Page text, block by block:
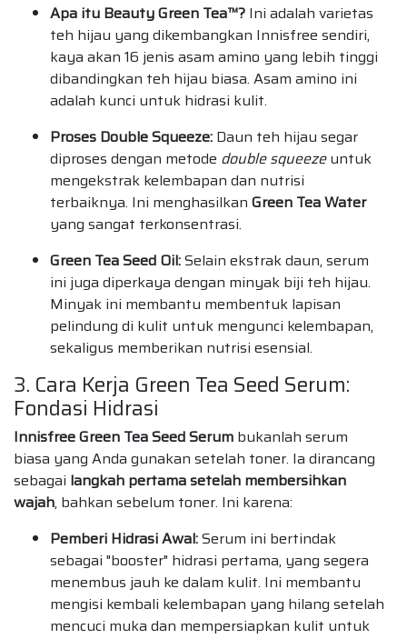
Apa itu Beauty Green Tea™? Ini adalah varietas
teh hijau yang dikembangkan Innisfree sendiri,
kaya akan 16 jenis asam amino yang lebih tinggi
dibandingkan teh hijau biasa. Asam amino ini
adalah kunci untuk hidrasi kulit.
Proses Double Squeeze: Daun teh hijau segar
diproses dengan metode double squeezeuntuk
mengekstrak kelembapan dan nutrisi
terbaiknya. Ini menghasilkan Green Tea Water
yang sangat terkonsentrasi.
Green Tea Seed Oil:Selain ekstrak daun, serum
ini juga diperkaya dengan minyak biji teh hijau.
Minyak ini membantu membentuk lapisan
pelindung di kulit untuk mengunci kelembapan,
sekaligus memberikan nutrisi esensial.
3. Cara Kerja Green Tea Seed Serum:
Fondasi Hidrasi
Innisfree Green Tea Seed Serum bukanlah serum
biasa yang Anda gunakan setelah toner. Ia dirancang
sebagai langkah pertama setelah membersihkan
wajah, bahkan sebelum toner. Ini karena:
Pemberi Hidrasi Awal:Serum ini bertindak
sebagai "booster" hidrasi pertama, yang segera
menembus jauh ke dalam kulit. Ini membantu
mengisi kembali kelembapan yang hilang setelah
mencuci muka dan mempersiapkan kulit untuk